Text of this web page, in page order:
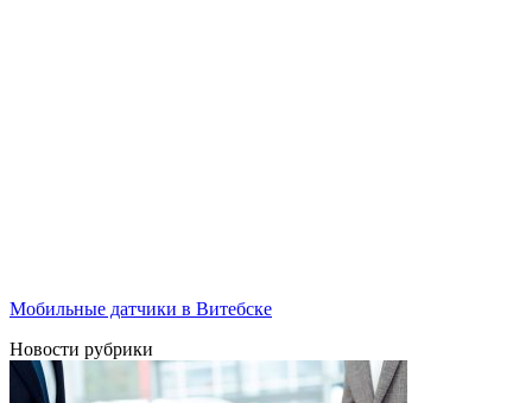
Мобильные датчики в Витебске
Новости рубрики